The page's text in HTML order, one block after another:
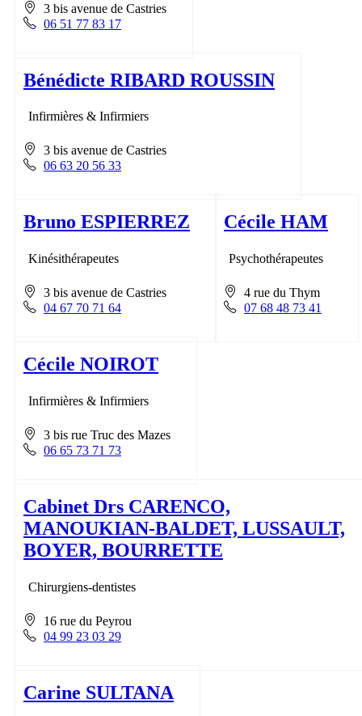
3 bis avenue de Castries
06 51 77 83 17
Bénédicte RIBARD ROUSSIN
Infirmières & Infirmiers
3 bis avenue de Castries
06 63 20 56 33
Bruno ESPIERREZ
Kinésithérapeutes
3 bis avenue de Castries
04 67 70 71 64
Cécile HAM
Psychothérapeutes
4 rue du Thym
07 68 48 73 41
Cécile NOIROT
Infirmières & Infirmiers
3 bis rue Truc des Mazes
06 65 73 71 73
Cabinet Drs CARENCO,
MANOUKIAN-BALDET, LUSSAULT,
BOYER, BOURRETTE
Chirurgiens-dentistes
16 rue du Peyrou
04 99 23 03 29
Carine SULTANA